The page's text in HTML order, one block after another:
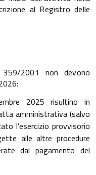
al Registro delle
2001 non devono
2025 risultino in
amministrativa (salvo
l'esercizio provvisorio
alle altre procedure
dal pagamento del